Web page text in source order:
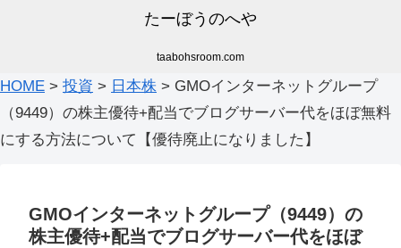
たーぼうのへや
taabohsroom.com
HOME > 投資 > 日本株 > GMOインターネットグループ
（9449）の株主優待+配当でブログサーバー代をほぼ無料
にする方法について【優待廃止になりました】
GMOインターネットグループ（9449）の
株主優待+配当でブログサーバー代をほぼ